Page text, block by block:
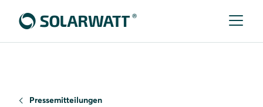
Pressemitteilungen